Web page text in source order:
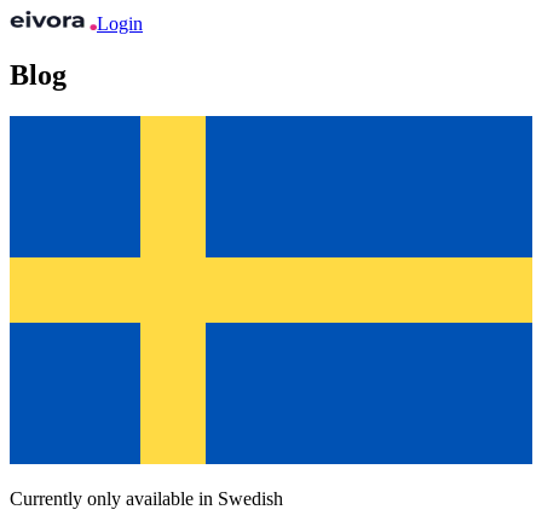
Login
Blog
Currently only available in Swedish